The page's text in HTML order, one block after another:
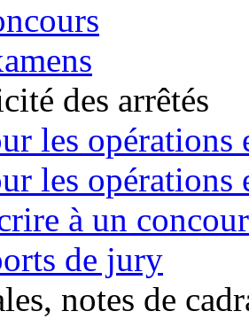
des arrêtés
les opérations
les opérations
à un
de jury
notes de